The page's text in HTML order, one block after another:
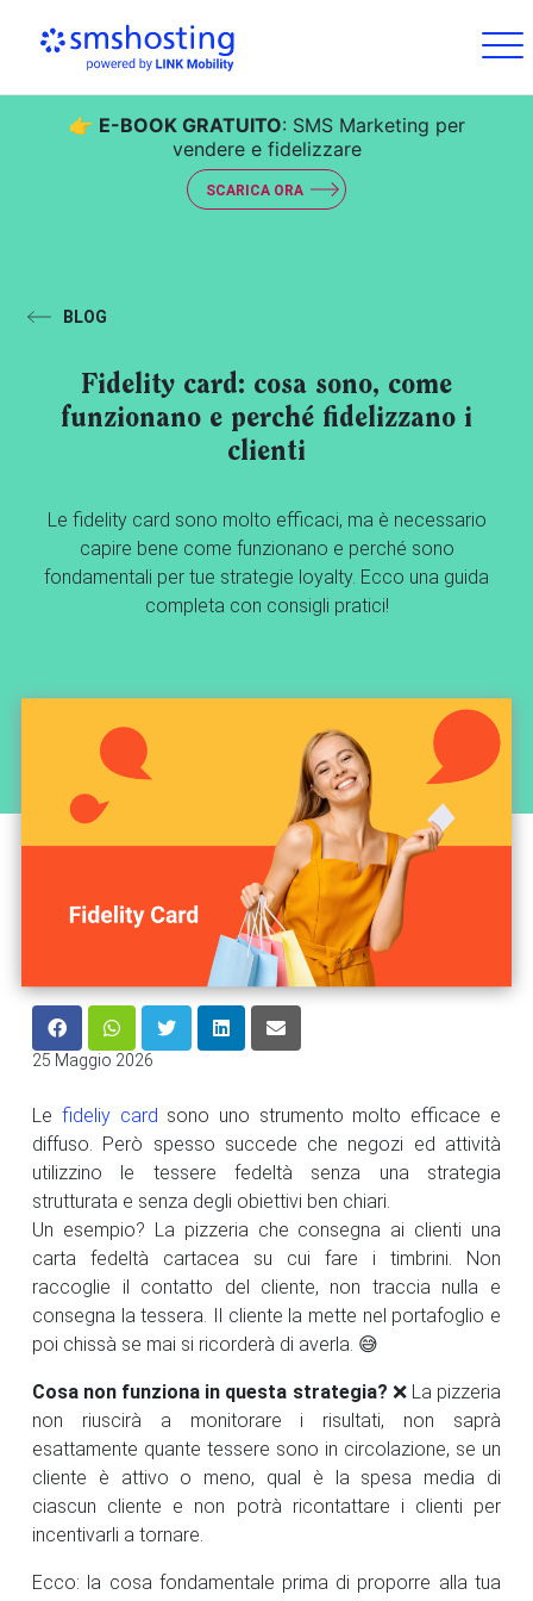
👉 E-BOOK GRATUITO: SMS Marketing per
vendere e fidelizzare
SCARICA ORA
BLOG
Fidelity card: cosa sono, come
funzionano e perché fidelizzano i
clienti
Le fidelity card sono molto efficaci, ma è necessario
capire bene come funzionano e perché sono
fondamentali per tue strategie loyalty. Ecco una guida
completa con consigli pratici!
25 Maggio 2026
Le fideliy card sono uno strumento molto efficace e
diffuso. Però spesso succede che negozi ed attività
utilizzino le tessere fedeltà senza una strategia
strutturata e senza degli obiettivi ben chiari.
Un esempio? La pizzeria che consegna ai clienti una
carta fedeltà cartacea su cui fare i timbrini. Non
raccoglie il contatto del cliente, non traccia nulla e
consegna la tessera. Il cliente la mette nel portafoglio e
poi chissà se mai si ricorderà di averla. 😅
Cosa non funziona in questa strategia? ❌ La pizzeria
non riuscirà a monitorare i risultati, non saprà
esattamente quante tessere sono in circolazione, se un
cliente è attivo o meno, qual è la spesa media di
ciascun cliente e non potrà ricontattare i clienti per
incentivarli a tornare.
Ecco: la cosa fondamentale prima di proporre alla tua